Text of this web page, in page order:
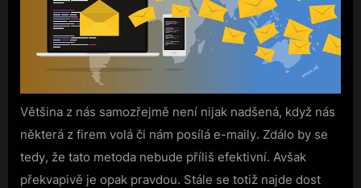
Většina z nás samozřejmě není nijak nadšená, když nás
některá z firem volá či nám posílá e-maily. Zdálo by se
tedy, že tato metoda nebude příliš efektivní. Avšak
překvapivě je opak pravdou. Stále se totiž najde dost